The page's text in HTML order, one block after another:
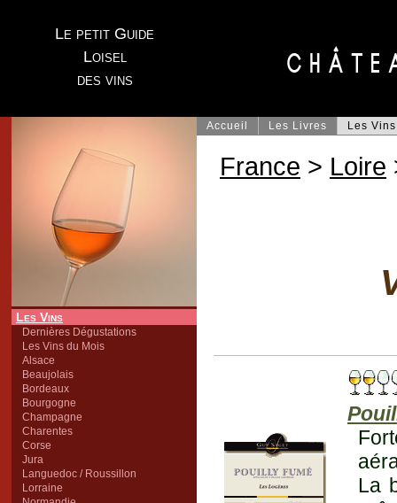
Le petit Guide
Loisel
des vins
Les Vins
Dernières Dégustations
Les Vins du Mois
Alsace
Beaujolais
Bordeaux
Bourgogne
Champagne
Charentes
Corse
Jura
Languedoc / Roussillon
Lorraine
Accueil Les Livres Les Vins
France > Loire
La